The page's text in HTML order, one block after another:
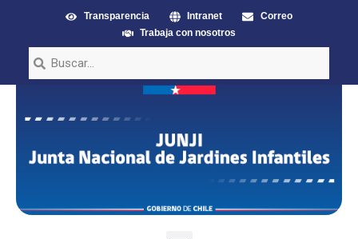
Transparencia Intranet
Correo
Trabaja con nosotros